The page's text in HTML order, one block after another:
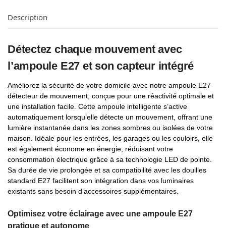
Description
Détectez chaque mouvement avec
l’ampoule E27 et son capteur intégré
Améliorez la sécurité de votre domicile avec notre ampoule E27
détecteur de mouvement, conçue pour une réactivité optimale et
une installation facile. Cette ampoule intelligente s’active
automatiquement lorsqu’elle détecte un mouvement, offrant une
lumière instantanée dans les zones sombres ou isolées de votre
maison. Idéale pour les entrées, les garages ou les couloirs, elle
est également économe en énergie, réduisant votre
consommation électrique grâce à sa technologie LED de pointe.
Sa durée de vie prolongée et sa compatibilité avec les douilles
standard E27 facilitent son intégration dans vos luminaires
existants sans besoin d’accessoires supplémentaires.
Optimisez votre éclairage avec une ampoule E27
pratique et autonome